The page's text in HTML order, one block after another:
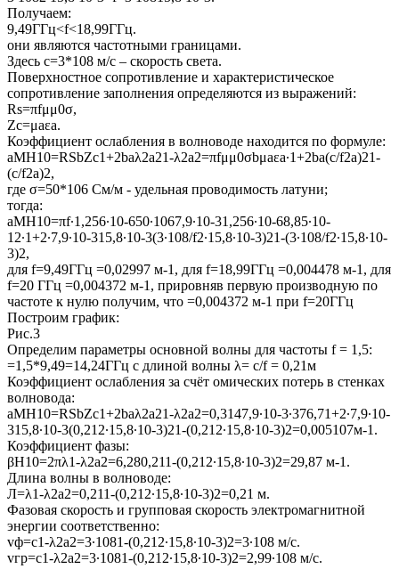
Получаем:
9,49ГГц<f<18,99ГГц.
они являются частотными границами.
Здесь с=3*108 м/с – скорость света.
Поверхностное сопротивление и характеристическое
сопротивление заполнения определяются из выражений:
Rs=πfμμ0σ,
Zc=μaεa.
Коэффициент ослабления в волноводе находится по формуле:
aMH10=RSbZc1+2baλ2a21-λ2a2=πfμμ0σbμaεa∙1+2ba(c/f2a)21-
(c/f2a)2,
где σ=50*106 См/м - удельная проводимость латуни;
тогда:
aMH10=πf∙1,256∙10-650∙1067,9∙10-31,256∙10-68,85∙10-
12∙1+2∙7,9∙10-315,8∙10-3(3∙108/f2∙15,8∙10-3)21-(3∙108/f2∙15,8∙10-
3)2,
для f=9,49ГГц =0,02997 м-1, для f=18,99ГГц =0,004478 м-1, для
f=20 ГГц =0,004372 м-1, прировняв первую производную по
частоте к нулю получим, что =0,004372 м-1 при f=20ГГц
Построим график:
Рис.3
Определим параметры основной волны для частоты f = 1,5:
=1,5*9,49=14,24ГГц с длиной волны λ= с/f = 0,21м
Коэффициент ослабления за счёт омических потерь в стенках
волновода:
aMH10=RSbZc1+2baλ2a21-λ2a2=0,3147,9∙10-3∙376,71+2∙7,9∙10-
315,8∙10-3(0,212∙15,8∙10-3)21-(0,212∙15,8∙10-3)2=0,005107м-1.
Коэффициент фазы:
βH10=2πλ1-λ2a2=6,280,211-(0,212∙15,8∙10-3)2=29,87 м-1.
Длина волны в волноводе:
Л=λ1-λ2a2=0,211-(0,212∙15,8∙10-3)2=0,21 м.
Фазовая скорость и групповая скорость электромагнитной
энергии соответственно:
vф=c1-λ2a2=3∙1081-(0,212∙15,8∙10-3)2=3∙108 м/с.
vгр=с1-λ2a2=3∙1081-(0,212∙15,8∙10-3)2=2,99∙108 м/с.